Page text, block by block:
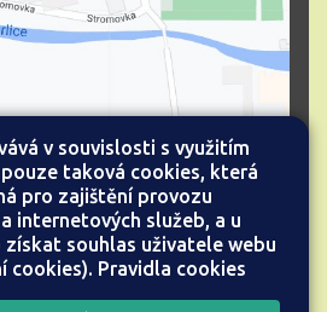
Web školy
v souvislosti s využitím
taková cookies, která
pro zajištění provozu
internetových služeb, a u
získat souhlas uživatele webu
cookies). Pravidla cookies